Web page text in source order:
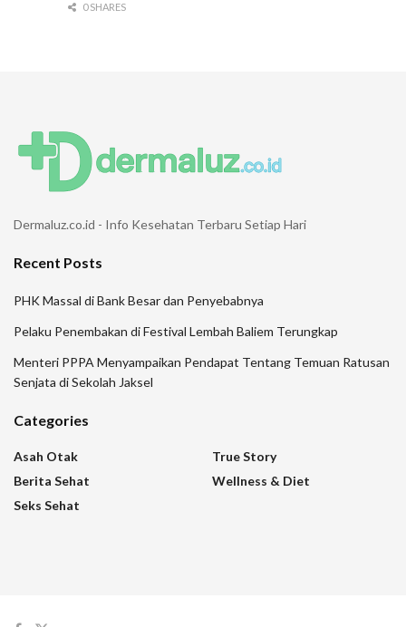
0 SHARES
Dermaluz.co.id - Info Kesehatan Terbaru Setiap Hari
Recent Posts
PHK Massal di Bank Besar dan Penyebabnya
Pelaku Penembakan di Festival Lembah Baliem Terungkap
Menteri PPPA Menyampaikan Pendapat Tentang Temuan Ratusan
Senjata di Sekolah Jaksel
Categories
Asah Otak
Berita Sehat
Seks Sehat
True Story
Wellness & Diet